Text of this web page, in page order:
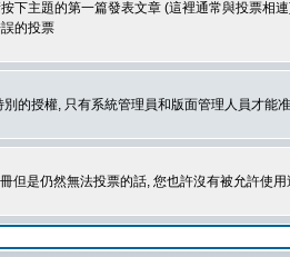
主題的第一篇發表文章 (這裡通常與投票
的投票
的授權, 只有系統管理員和版面管理人員才能
但是仍然無法投票的話, 您也許沒有被允許使用